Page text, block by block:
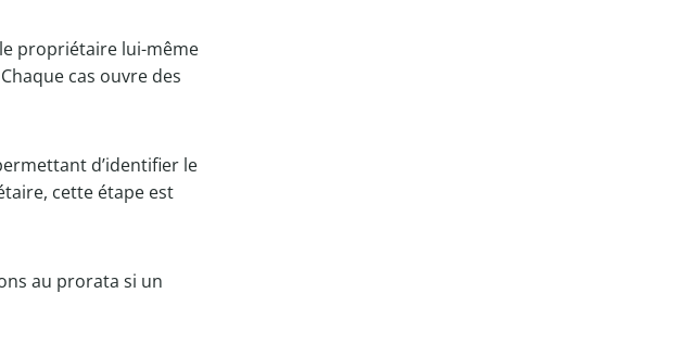
propriétaire lui-même
cas ouvre des
d’identifier le
cette étape est
au prorata si un